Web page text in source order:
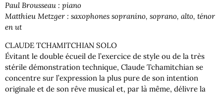
Paul Brousseau : piano
Matthieu Metzger : saxophones sopranino, soprano, alto, ténor
en ut
CLAUDE TCHAMITCHIAN SOLO
Évitant le double écueil de l’exercice de style ou de la très
stérile démonstration technique, Claude Tchamitchian se
concentre sur l’expression la plus pure de son intention
originale et de son rêve musical et, par là même, délivre la